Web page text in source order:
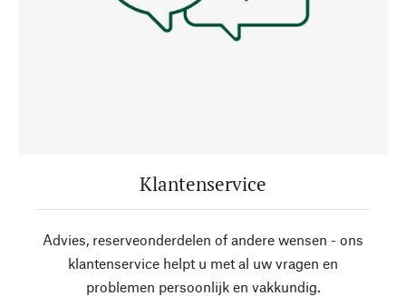
Klantenservice
Advies, reserveonderdelen of andere wensen - ons
klantenservice helpt u met al uw vragen en
problemen persoonlijk en vakkundig.